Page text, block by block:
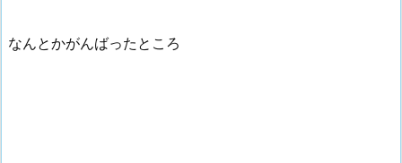
なんとかがんばったところ